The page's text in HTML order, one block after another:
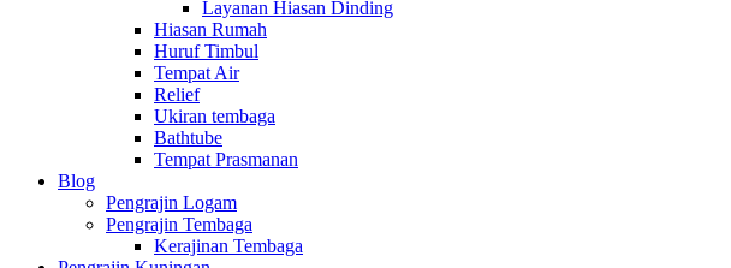
Layanan Hiasan Dinding
Hiasan Rumah
Huruf Timbul
Tempat Air
Relief
Ukiran tembaga
Bathtube
Tempat Prasmanan
Blog
Pengrajin Logam
Pengrajin Tembaga
Kerajinan Tembaga